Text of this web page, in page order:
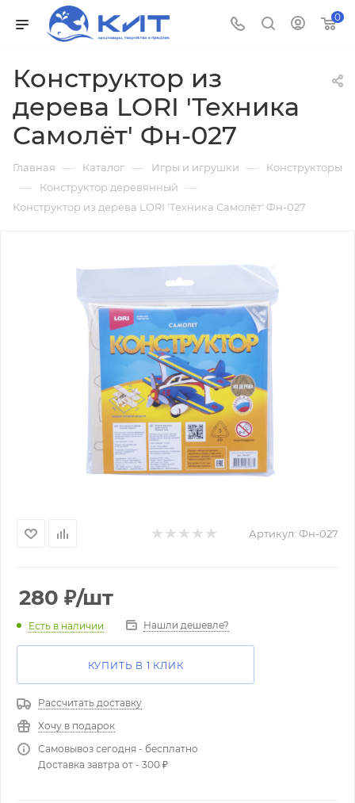
0
Конструктор из
дерева LORI 'Техника
Самолёт' Фн-027
Главная — Каталог — Игры и игрушки — Конструкторы
— Конструктор деревянный —
Конструктор из дерева LORI 'Техника Самолёт' Фн-027
Артикул: Фн-027
280 ₽/шт
Есть в наличии Нашли дешевле?
КУПИТЬ В 1 КЛИК
Рассчитать доставку
Хочу в подарок
Самовывоз сегодня - бесплатно
Доставка завтра от - 300 ₽